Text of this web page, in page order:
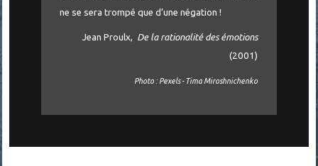
ne se sera trompé que d’une négation !
Jean Proulx, De la rationalité des émotions
(2001)
Photo : Pexels - Tima Miroshnichenko